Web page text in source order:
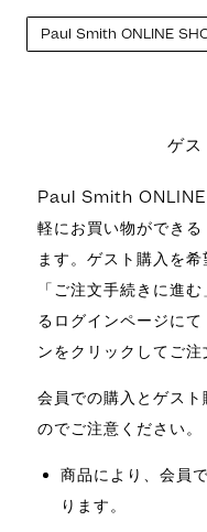
Select a page
ゲス
Paul Smith ONLINE
軽にお買い物ができ
ます。ゲスト購入を
「ご注文手続きに進
るログインページに
ンをクリックしてご注
会員での購入とゲス
のでご注意ください。
商品により、会員
ります。